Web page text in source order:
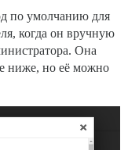
по умолчанию для
когда он вручную
Она
ниже, но её можно